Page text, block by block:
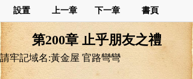
設置 上一章 下一章 書頁
第200章 止乎朋友之禮
請牢記域名:黃金屋 官路彎彎